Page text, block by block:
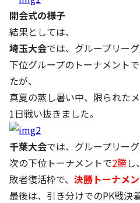
開会式の様子
結果としては、
埼玉大会では、グループリーグ
下位グループのトーナメント
たが、
真夏の蒸し暑い中、限られた
1日戦い抜きました。
千葉大会では、グループリー
次の下位トーナメントで2勝し、
敗者復活枠で、 決勝トーナメ
最後は、引き分けでのPK戦決